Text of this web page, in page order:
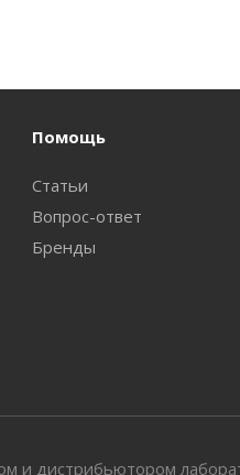
Помощь
Статьи
Вопрос-ответ
Бренды
и дистрибьютором